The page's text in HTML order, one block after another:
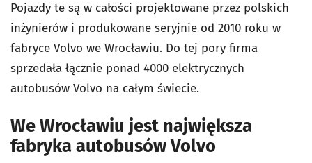
Pojazdy te są w całości projektowane przez polskich
inżynierów i produkowane seryjnie od 2010 roku w
fabryce Volvo we Wrocławiu. Do tej pory firma
sprzedała łącznie ponad 4000 elektrycznych
autobusów Volvo na całym świecie.
We Wrocławiu jest największa
fabryka autobusów Volvo